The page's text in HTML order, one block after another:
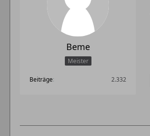
Beme
Meister
Beiträge 2.332